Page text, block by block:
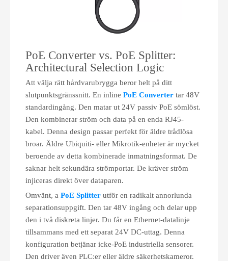
PoE Converter vs. PoE Splitter:
Architectural Selection Logic
Att välja rätt hårdvarubrygga beror helt på ditt
slutpunktsgränssnitt. En inline PoE Converter tar 48V
standardingång. Den matar ut 24V passiv PoE sömlöst.
Den kombinerar ström och data på en enda RJ45-
kabel. Denna design passar perfekt för äldre trådlösa
broar. Äldre Ubiquiti- eller Mikrotik-enheter är mycket
beroende av detta kombinerade inmatningsformat. De
saknar helt sekundära strömportar. De kräver ström
injiceras direkt över dataparen.
Omvänt, a PoE Splitter utför en radikalt annorlunda
separationsuppgift. Den tar 48V ingång och delar upp
den i två diskreta linjer. Du får en Ethernet-datalinje
tillsammans med ett separat 24V DC-uttag. Denna
konfiguration betjänar icke-PoE industriella sensorer.
Den driver även PLC:er eller äldre säkerhetskameror.